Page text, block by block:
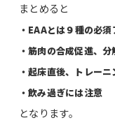
まとめると
・EAAとは９種の必
・筋肉の合成促進、
・起床直後、トレー
・飲み過ぎには注意
となります。